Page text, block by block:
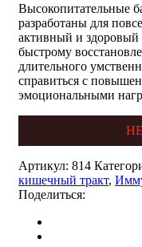
Высокопитательные
разработаны для
активный и
быстрому
длительного
справиться с
эмоциональными
Артикул: 814
кишечный тракт,
Поделиться: